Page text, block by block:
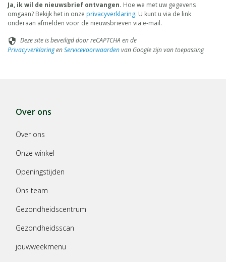
Ja, ik wil de nieuwsbrief ontvangen. Hoe we met uw gegevens
omgaan? Bekijk het in onze privacyverklaring. U kunt u via de link
onderaan afmelden voor de nieuwsbrieven via e-mail.
security Deze site is beveiligd door reCAPTCHA en de
PrivacyverklaringenServicevoorwaardenvan Google zijn van toepassing
Over ons
Over ons
Onze winkel
Openingstijden
Ons team
Gezondheidscentrum
Gezondheidsscan
jouwweekmenu